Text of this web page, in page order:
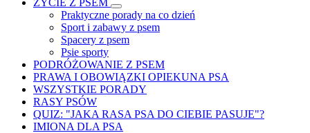
ŻYCIE Z PSEM
Praktyczne porady na co dzień
Sport i zabawy z psem
Spacery z psem
Psie sporty
PODRÓŻOWANIE Z PSEM
PRAWA I OBOWIĄZKI OPIEKUNA PSA
WSZYSTKIE PORADY
RASY PSÓW
QUIZ: "JAKA RASA PSA DO CIEBIE PASUJE"?
IMIONA DLA PSA